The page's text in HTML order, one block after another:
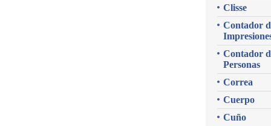
Clisse
Contador
Contador
Personas
Correa
Cuerpo
Cuño